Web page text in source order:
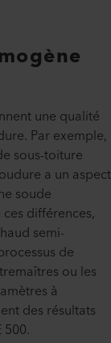
une qualité
Par exemple,
sous-toiture
a un aspect
soude
différences,
semi-
de
ou les
à
des résultats